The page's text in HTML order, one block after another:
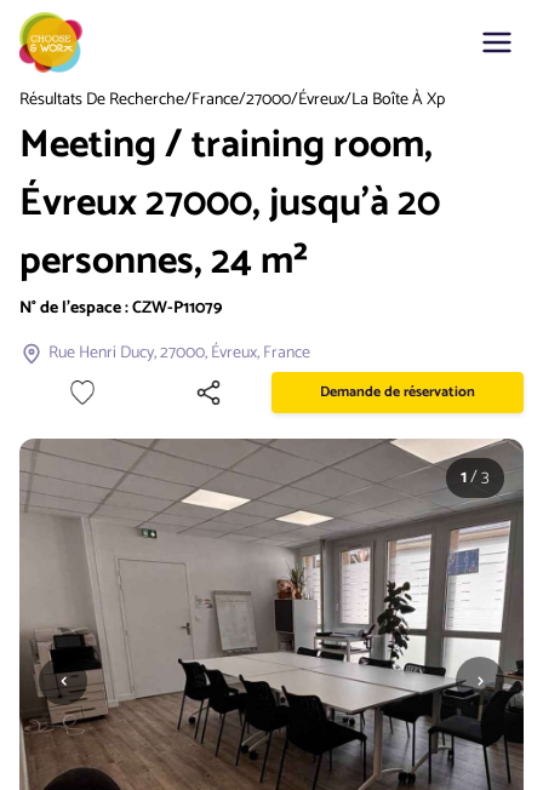
Résultats De Recherche/France/27000/Évreux/La Boîte À Xp
Meeting / training room,
Évreux 27000, jusqu'à 20
personnes, 24 m²
N° de l'espace :CZW-P11079
Rue Henri Ducy, 27000, Évreux, France
Demande de réservation
‹ ›
1/3